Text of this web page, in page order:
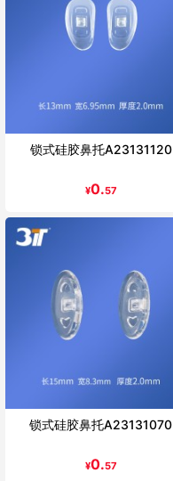
锁式硅胶鼻托A23131120
¥0.57
锁式硅胶鼻托A23131070
¥0.57